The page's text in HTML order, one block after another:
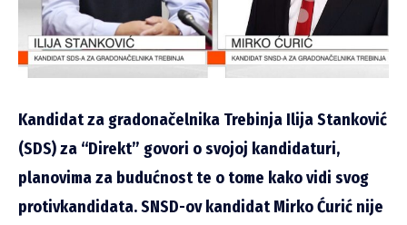
Kandidat za gradonačelnika Trebinja Ilija Stanković
(SDS) za “Direkt” govori o svojoj kandidaturi,
planovima za budućnost te o tome kako vidi svog
protivkandidata. SNSD-ov kandidat Mirko Ćurić nije